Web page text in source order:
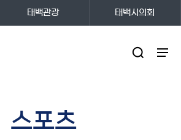
태백관광 태백시의회
스포츠